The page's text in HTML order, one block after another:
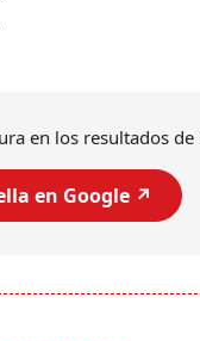
en los resultados de
en Google ↗️
presidente